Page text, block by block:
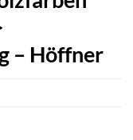
– Höffner